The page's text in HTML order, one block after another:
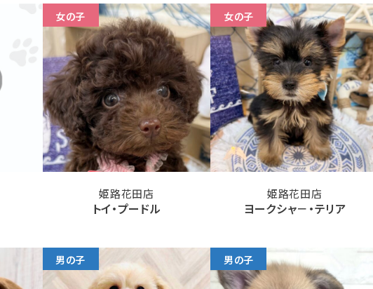
女の子
姫路花田店
トイ・プードル
女の子
姫路花田店
ヨークシャ－・テリア
男の子 男の子